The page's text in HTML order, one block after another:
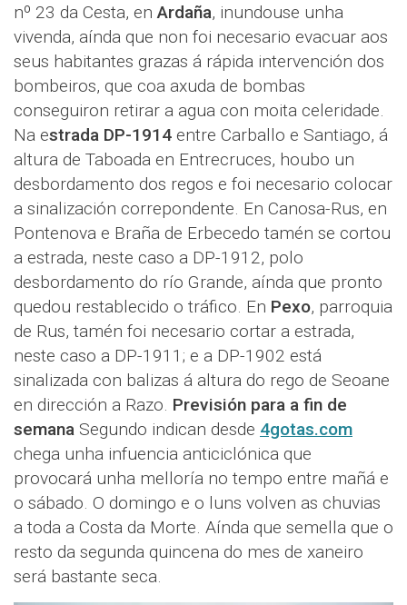
nº 23 da Cesta, enArdaña, inundouse unha
vivenda, aínda que non foi necesario evacuar aos
seus habitantes grazas á rápida intervención dos
bombeiros, que coa axuda de bombas
conseguiron retirar a agua con moita celeridade.
Na estrada DP-1914 entre Carballo e Santiago, á
altura de Taboada en Entrecruces, houbo un
desbordamento dos regos e foi necesario colocar
a sinalización correpondente. En Canosa-Rus, en
Pontenova e Braña de Erbecedo tamén se cortou
a estrada, neste caso a DP-1912, polo
desbordamento do río Grande, aínda que pronto
quedou restablecido o tráfico. En Pexo, parroquia
de Rus, tamén foi necesario cortar a estrada,
neste caso a DP-1911; e a DP-1902 está
sinalizada con balizas á altura do rego de Seoane
en dirección a Razo. Previsión para a fin de
semana Segundo indican desde 4gotas.com
chega unha infuencia anticiclónica que
provocará unha melloría no tempo entre mañá e
o sábado. O domingo e o luns volven as chuvias
a toda a Costa da Morte. Aínda que semella que o
resto da segunda quincena do mes de xaneiro
será bastante seca.